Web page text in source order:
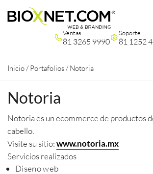
Ventas
81 3265 9990
Soporte
81 1252
Inicio /Portafolios /Notoria
Notoria
Notoria es un ecommerce de productos
cabello.
Visite su sitio:www.notoria.mx
Servicios realizados
Diseño web